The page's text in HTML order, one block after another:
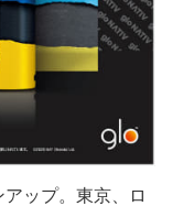
ップ。東京、ロ